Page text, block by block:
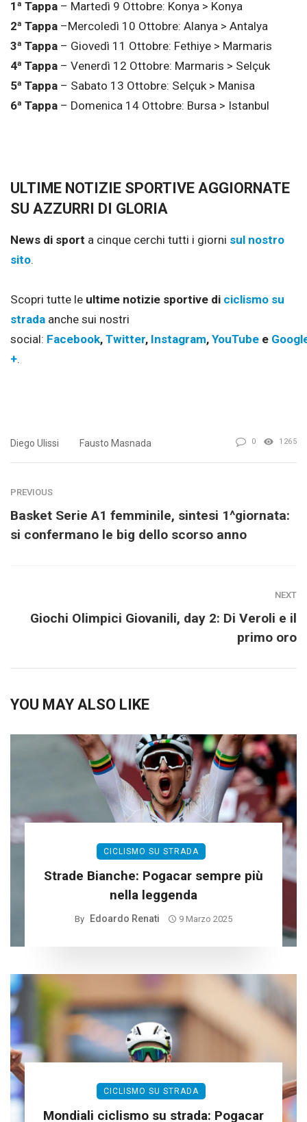
1ª Tappa – Martedì 9 Ottobre: Konya > Konya
2ª Tappa –Mercoledì 10 Ottobre: Alanya > Antalya
3ª Tappa – Giovedì 11 Ottobre: Fethiye > Marmaris
4ª Tappa – Venerdì 12 Ottobre: Marmaris > Selçuk
5ª Tappa – Sabato 13 Ottobre: Selçuk > Manisa
6ª Tappa – Domenica 14 Ottobre: Bursa > Istanbul
ULTIME NOTIZIE SPORTIVE AGGIORNATE
SU AZZURRI DI GLORIA
News di sport a cinque cerchi tutti i giorni sul nostro
sito.
Scopri tutte le ultime notizie sportive di ciclismo su
strada anche sui nostri
social: Facebook, Twitter, Instagram, YouTube e
+.
Diego Ulissi Fausto Masnada 0 1265
PREVIOUS
Basket Serie A1 femminile, sintesi 1^giornata:
si confermano le big dello scorso anno
NEXT
Giochi Olimpici Giovanili, day 2: Di Veroli e il
primo oro
YOU MAY ALSO LIKE
CICLISMO SU STRADA
Strade Bianche: Pogacar sempre più
nella leggenda
By Edoardo Renati 9 Marzo 2025
CICLISMO SU STRADA
Mondiali ciclismo su strada: Pogacar